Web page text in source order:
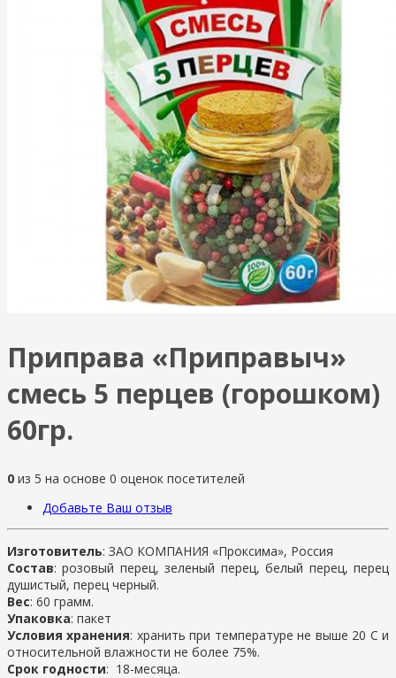
Приправа «Приправыч»
смесь 5 перцев (горошком)
60гр.
0 из 5 на основе 0 оценок посетителей
Добавьте Ваш отзыв
Изготовитель: ЗАО КОМПАНИЯ «Проксима», Россия
Состав: розовый перец, зеленый перец, белый перец, перец
душистый, перец черный.
Вес: 60 грамм.
Упаковка: пакет
Условия хранения: хранить при температуре не выше 20 С и
относительной влажности не более 75%.
Срок годности: 18-месяца.